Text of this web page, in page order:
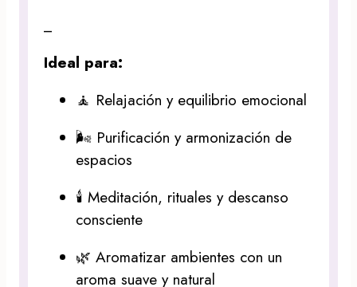
_
Ideal para:
🧘 Relajación y equilibrio emocional
🌬️ Purificación y armonización de
espacios
🕯️ Meditación, rituales y descanso
consciente
🌿 Aromatizar ambientes con un
aroma suave y natural